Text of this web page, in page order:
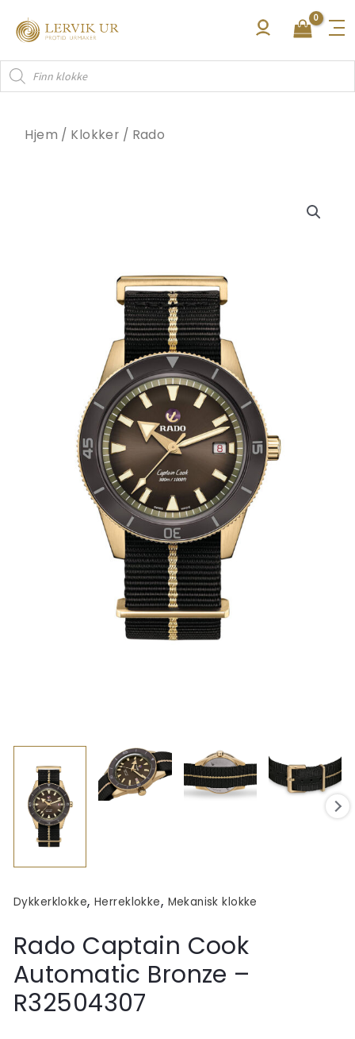
rett
innholdet
Products
search
Hjem / Klokker / Rado
Dykkerklokke, Herreklokke, Mekanisk klokke
Rado Captain Cook
Automatic Bronze –
R32504307